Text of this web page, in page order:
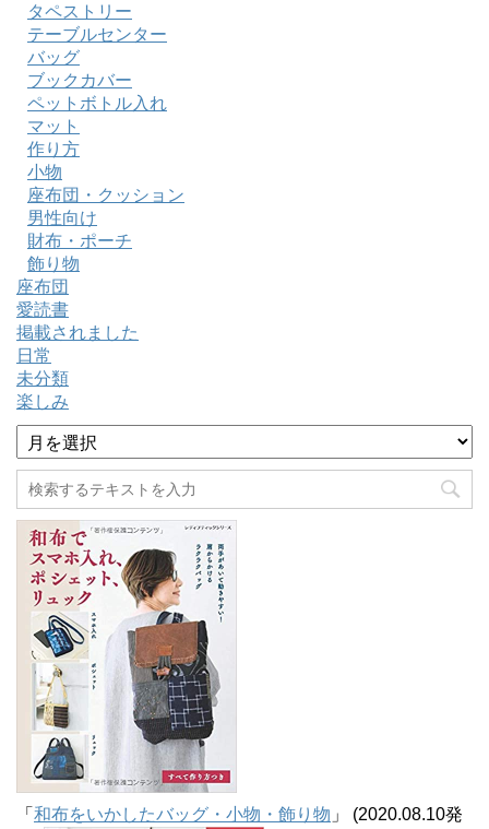
タペストリー
テーブルセンター
バッグ
ブックカバー
ペットボトル入れ
マット
作り方
小物
座布団・クッション
男性向け
財布・ポーチ
飾り物
座布団
愛読書
掲載されました
日常
未分類
楽しみ
ア
ー
カ
イ
ブ
「 和布をいかしたバッグ・小物・飾り物 」 (2020.08.10発